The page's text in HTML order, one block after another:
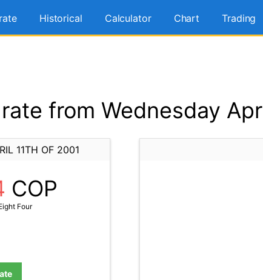
Historical Calculator Chart Trading
from Wednesday
11TH OF 2001
COP
Four